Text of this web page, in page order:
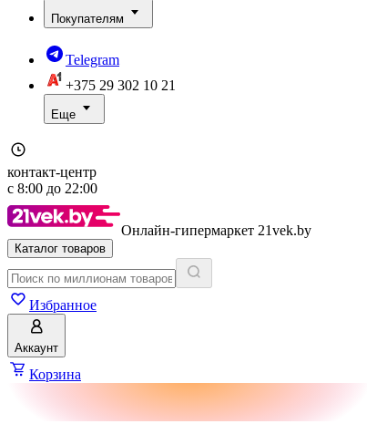
Покупателям
Telegram
+375 29 302 10 21
Еще
контакт-центр
с 8:00 до 22:00
Онлайн-гипермаркет 21vek.by
Каталог товаров
Избранное
Аккаунт
Корзина